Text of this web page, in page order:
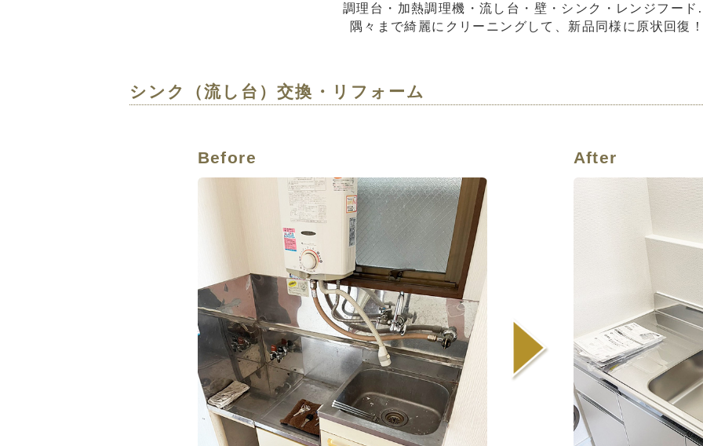
調理台・加熱調理機・流し台・壁・シンク・レンジフー
隅々まで綺麗にクリーニングして、新品同様に原状回復
シンク（流し台）交換・リフォーム
Before After